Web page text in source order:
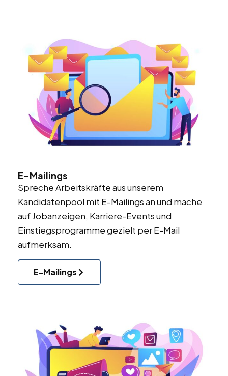
E-Mailings
Spreche Arbeitskräfte aus unserem
Kandidatenpool mit E-Mailings an und mache
auf Jobanzeigen, Karriere-Events und
Einstiegsprogramme gezielt per E-Mail
aufmerksam.
E-Mailings